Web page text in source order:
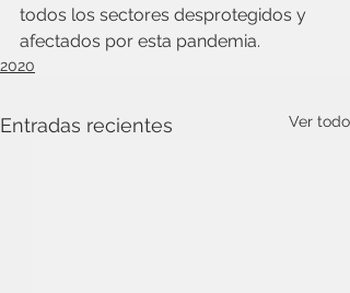
todos los sectores desprotegidos y
afectados por esta pandemia.
2020
Entradas recientes Ver todo